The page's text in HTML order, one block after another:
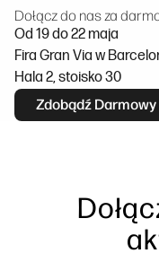
Dołącz do nas za
Od 19 do 22 maja
Fira Gran Via w
Hala 2, stoisko 30
Zdobądź